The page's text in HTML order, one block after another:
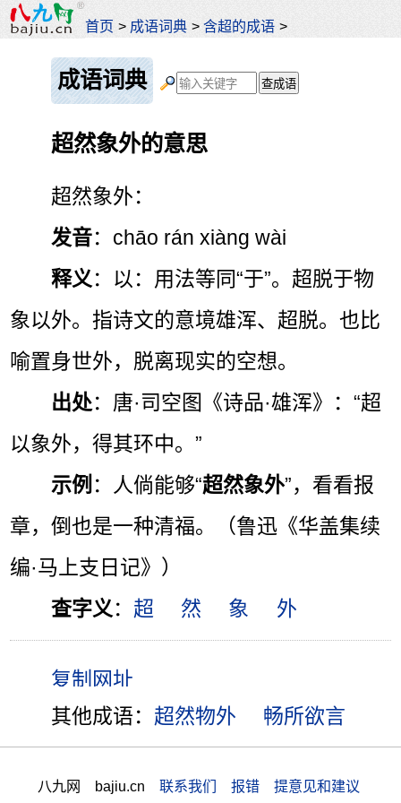
首页 > 成语词典 >含超的成语 >
成语词典
超然象外的意思
超然象外：
发音：chāo rán xiàng wài
释义 ：以：用法等同“于”。超脱于物
象以外。指诗文的意境雄浑、超脱。也比
喻置身世外，脱离现实的空想。
出处：唐·司空图《诗品·雄浑》：“超
以象外，得其环中。”
示例 ：人倘能够“超然象外”，看看报
章，倒也是一种清福。（鲁迅《华盖集续
编·马上支日记》）
查字义 ： 超 然 象 外
其他成语： 超然物外 畅所欲言
八九网 bajiu.cn 联系我们 报错 提意见和建议